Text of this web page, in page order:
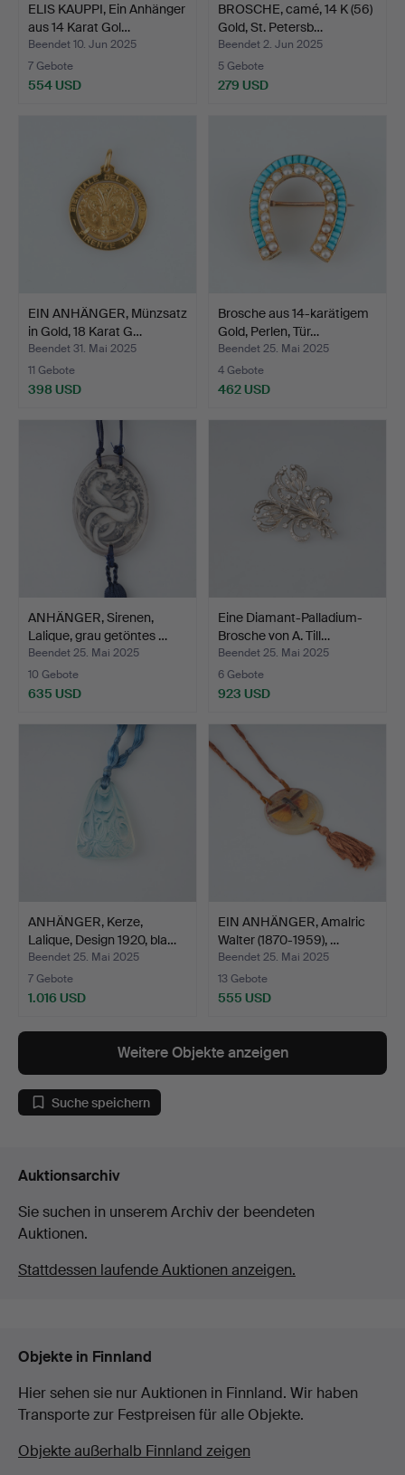
ELIS KAUPPI, Ein Anhänger
aus 14 Karat Gol…
Beendet 10. Jun 2025
7 Gebote
554 USD
BROSCHE, camé, 14 K (56)
Gold, St. Petersb…
Beendet 2. Jun 2025
5 Gebote
279 USD
EIN ANHÄNGER, Münzsatz
in Gold, 18 Karat G…
Beendet 31. Mai 2025
11 Gebote
398 USD
Brosche aus 14-karätigem
Gold, Perlen, Tür…
Beendet 25. Mai 2025
4 Gebote
462 USD
ANHÄNGER, Sirenen,
Lalique, grau getöntes …
Beendet 25. Mai 2025
10 Gebote
635 USD
Eine Diamant-Palladium-
Brosche von A. Till…
Beendet 25. Mai 2025
6 Gebote
923 USD
ANHÄNGER, Kerze,
Lalique, Design 1920, bla…
Beendet 25. Mai 2025
7 Gebote
1.016 USD
EIN ANHÄNGER, Amalric
Walter (1870-1959), …
Beendet 25. Mai 2025
13 Gebote
555 USD
Weitere Objekte anzeigen
Suche speichern
Auktionsarchiv
Sie suchen in unserem Archiv der beendeten
Auktionen.
Stattdessen laufende Auktionen anzeigen.
Objekte in Finnland
Hier sehen sie nur Auktionen in Finnland. Wir haben
Transporte zur Festpreisen für alle Objekte.
Objekte außerhalb Finnland zeigen